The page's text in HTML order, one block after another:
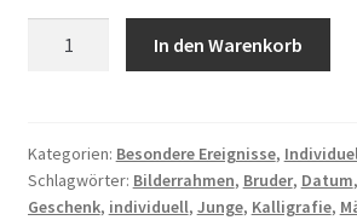
Geburt
Menge
In den Warenkorb
Kategorien: Besondere Ereignisse,
Schlagwörter: Bilderrahmen, Bruder, Datum,
Geschenk, individuell, Junge, Kalligrafie,